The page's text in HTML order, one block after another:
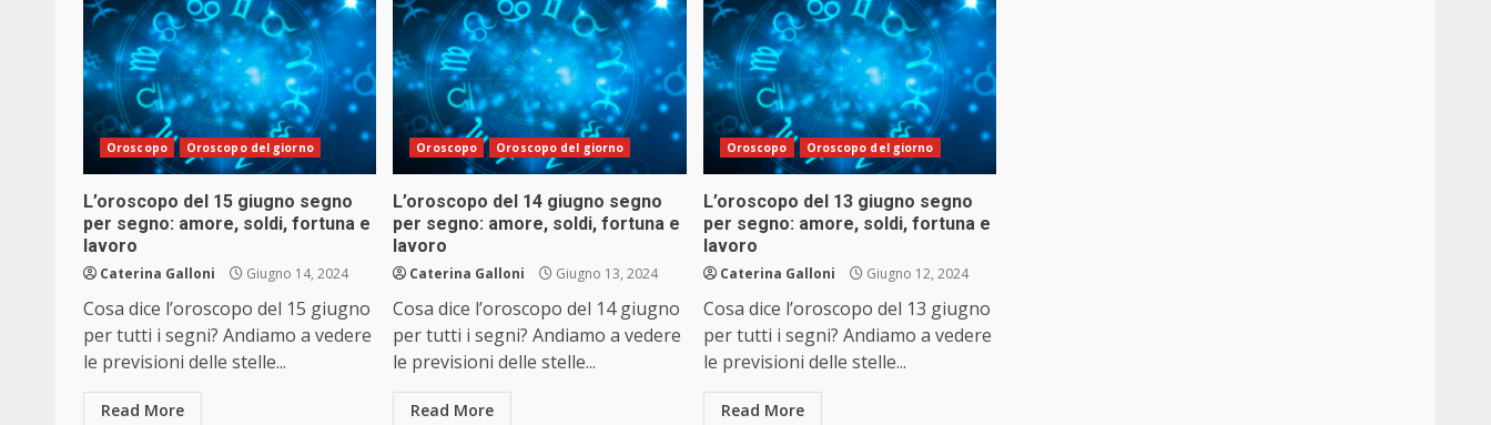
Oroscopo Oroscopo del giorno
L’oroscopo del 15 giugno segno
per segno: amore, soldi, fortuna e
lavoro
Caterina Galloni Giugno 14, 2024
Cosa dice l’oroscopo del 15 giugno
per tutti i segni? Andiamo a vedere
le previsioni delle stelle...
Read More
Oroscopo Oroscopo del giorno
L’oroscopo del 14 giugno segno
per segno: amore, soldi, fortuna e
lavoro
Caterina Galloni Giugno 13, 2024
Cosa dice l’oroscopo del 14 giugno
per tutti i segni? Andiamo a vedere
le previsioni delle stelle...
Read More
Oroscopo Oroscopo del giorno
L’oroscopo del 13 giugno segno
per segno: amore, soldi, fortuna e
lavoro
Caterina Galloni Giugno 12, 2024
Cosa dice l’oroscopo del 13 giugno
per tutti i segni? Andiamo a vedere
le previsioni delle stelle...
Read More